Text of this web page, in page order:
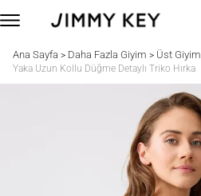
Ana Sayfa > Daha Fazla Giyim > Üst Giyim
Yaka Uzun Kollu Düğme Detaylı Triko Hırka